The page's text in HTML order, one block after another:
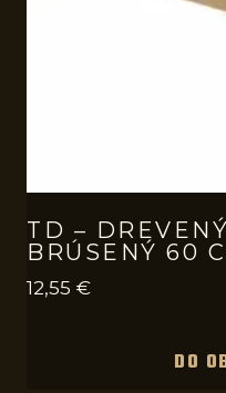
TD –
BRÚSENÝ 60
12,55 €
DO